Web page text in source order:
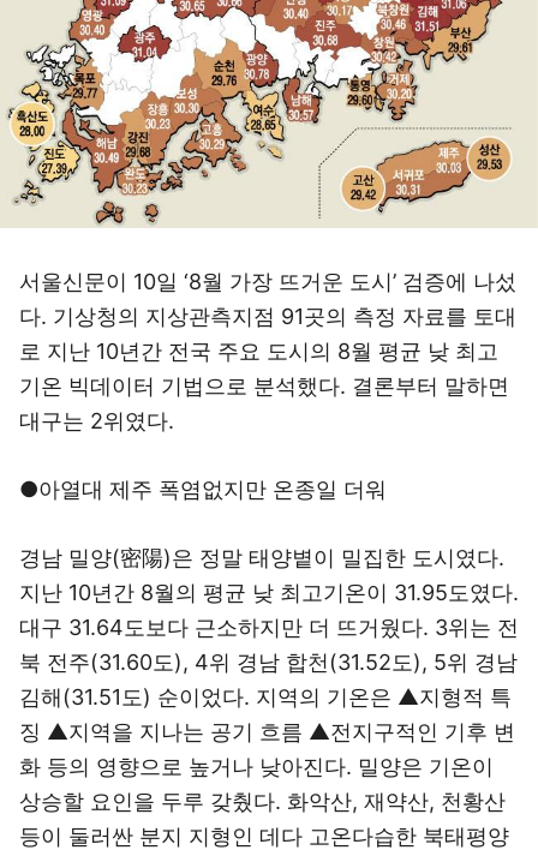
서울신문이 10일 ‘8월 가장 뜨거운 도시’ 검증에 나섰
다. 기상청의 지상관측지점 91곳의 측정 자료를 토대
로 지난 10년간 전국 주요 도시의 8월 평균 낮 최고
기온 빅데이터 기법으로 분석했다. 결론부터 말하면
대구는 2위였다.
●아열대 제주 폭염없지만 온종일 더워
경남 밀양(密陽)은 정말 태양볕이 밀집한 도시였다.
지난 10년간 8월의 평균 낮 최고기온이 31.95도였다.
대구 31.64도보다 근소하지만 더 뜨거웠다. 3위는 전
북 전주(31.60도), 4위 경남 합천(31.52도), 5위 경남
김해(31.51도) 순이었다. 지역의 기온은 ▲지형적 특
징 ▲지역을 지나는 공기 흐름 ▲전지구적인 기후 변
화 등의 영향으로 높거나 낮아진다. 밀양은 기온이
상승할 요인을 두루 갖췄다. 화악산, 재약산, 천황산
등이 둘러싼 분지 지형인 데다 고온다습한 북태평양